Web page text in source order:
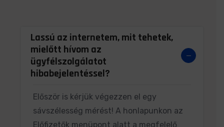
Lassú az internetem, mit tehetek,
mielőtt hívom az
ügyfélszolgálatot
hibabejelentéssel?
Először is kérjük végezzen el egy
sávszélesség mérést! A honlapunkon az
Előfizetők menüpont alatt a megfelelő